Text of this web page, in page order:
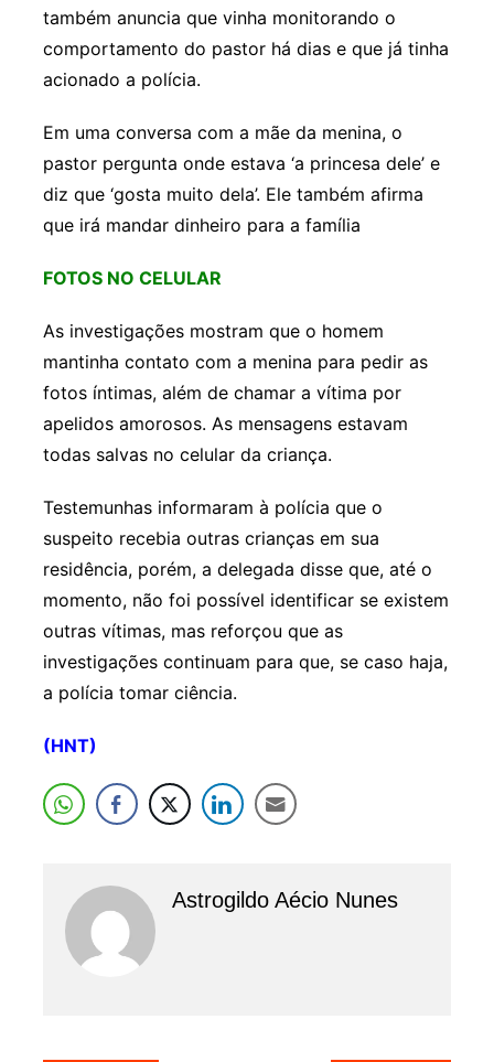
também anuncia que vinha monitorando o
comportamento do pastor há dias e que já tinha
acionado a polícia.
Em uma conversa com a mãe da menina, o
pastor pergunta onde estava ‘a princesa dele’ e
diz que ‘gosta muito dela’. Ele também afirma
que irá mandar dinheiro para a família
FOTOS NO CELULAR
As investigações mostram que o homem
mantinha contato com a menina para pedir as
fotos íntimas, além de chamar a vítima por
apelidos amorosos. As mensagens estavam
todas salvas no celular da criança.
Testemunhas informaram à polícia que o
suspeito recebia outras crianças em sua
residência, porém, a delegada disse que, até o
momento, não foi possível identificar se existem
outras vítimas, mas reforçou que as
investigações continuam para que, se caso haja,
a polícia tomar ciência.
(HNT)
Astrogildo Aécio Nunes